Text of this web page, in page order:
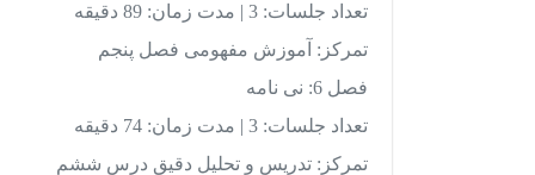
تعداد جلسات: 3 | مدت زمان: 89 دقیقه
تمرکز: آموزش مفهومی فصل پنجم
فصل 6: نی نامه
تعداد جلسات: 3 | مدت زمان: 74 دقیقه
تمرکز: تدریس و تحلیل دقیق درس ششم